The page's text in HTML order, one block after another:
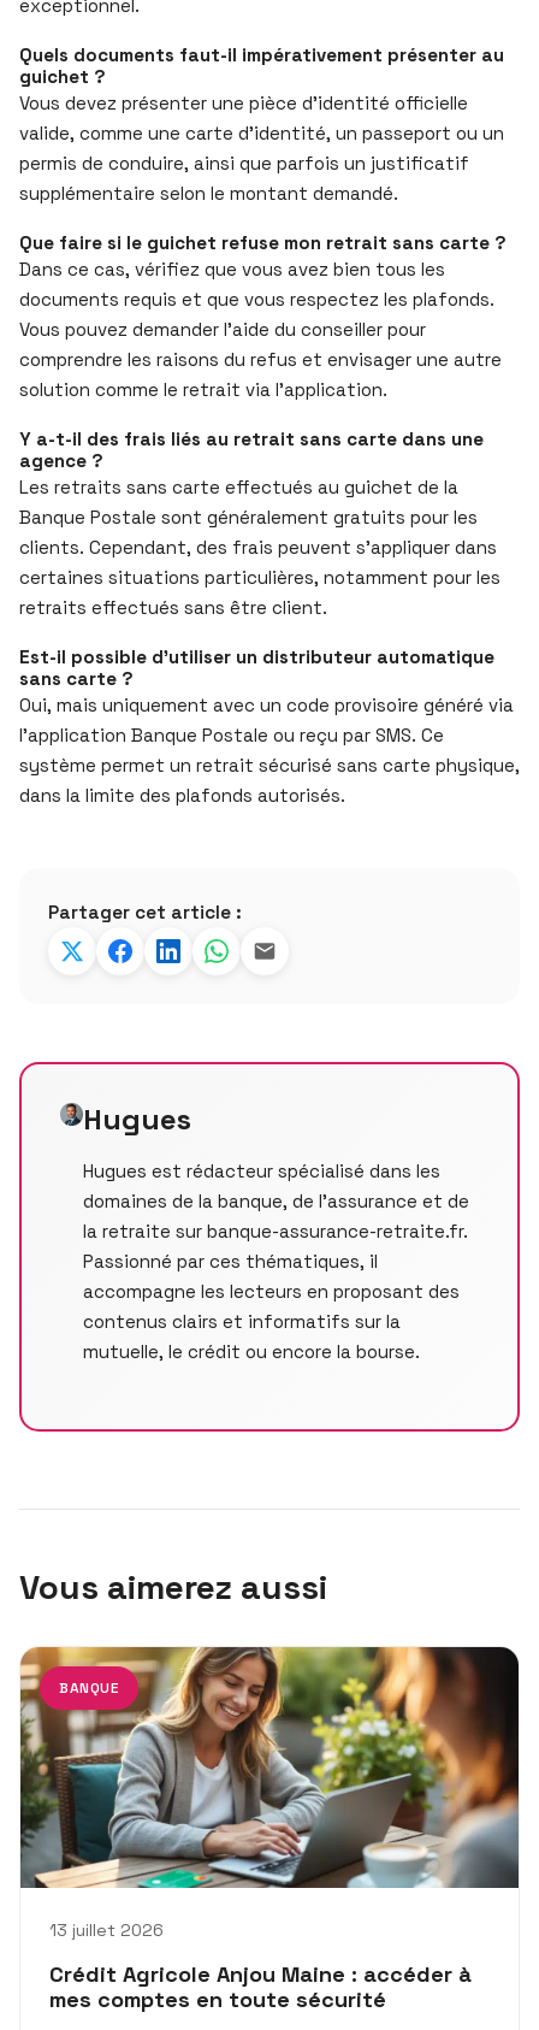
exceptionnel.
Quels documents faut-il impérativement présenter au
guichet ?
Vous devez présenter une pièce d’identité officielle
valide, comme une carte d’identité, un passeport ou un
permis de conduire, ainsi que parfois un justificatif
supplémentaire selon le montant demandé.
Que faire si le guichet refuse mon retrait sans carte ?
Dans ce cas, vérifiez que vous avez bien tous les
documents requis et que vous respectez les plafonds.
Vous pouvez demander l’aide du conseiller pour
comprendre les raisons du refus et envisager une autre
solution comme le retrait via l’application.
Y a-t-il des frais liés au retrait sans carte dans une
agence ?
Les retraits sans carte effectués au guichet de la
Banque Postale sont généralement gratuits pour les
clients. Cependant, des frais peuvent s’appliquer dans
certaines situations particulières, notamment pour les
retraits effectués sans être client.
Est-il possible d’utiliser un distributeur automatique
sans carte ?
Oui, mais uniquement avec un code provisoire généré via
l’application Banque Postale ou reçu par SMS. Ce
système permet un retrait sécurisé sans carte physique,
dans la limite des plafonds autorisés.
Partager cet article :
Hugues
Hugues est rédacteur spécialisé dans les
domaines de la banque, de l’assurance et de
la retraite sur banque-assurance-retraite.fr.
Passionné par ces thématiques, il
accompagne les lecteurs en proposant des
contenus clairs et informatifs sur la
mutuelle, le crédit ou encore la bourse.
Vous aimerez aussi
BANQUE
13 juillet 2026
Crédit Agricole Anjou Maine : accéder à
mes comptes en toute sécurité